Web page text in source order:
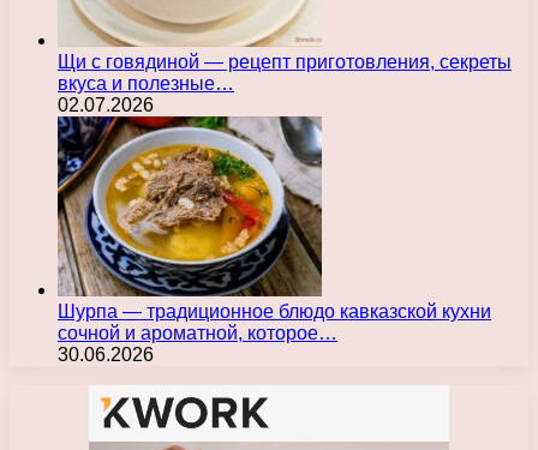
Щи с говядиной — рецепт приготовления, секреты
вкуса и полезные…
02.07.2026
Шурпа — традиционное блюдо кавказской кухни
сочной и ароматной, которое…
30.06.2026